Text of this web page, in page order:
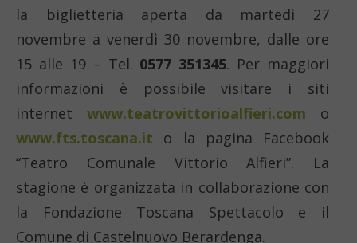
la biglietteria aperta da martedì 27
novembre a venerdì 30 novembre, dalle ore
15 alle 19 – Tel. 0577 351345. Per maggiori
informazioni è possibile visitare i siti
internet www.teatrovittorioalfieri.com o
www.fts.toscana.it o la pagina Facebook
“Teatro Comunale Vittorio Alfieri”. La
stagione è organizzata in collaborazione con
la Fondazione Toscana Spettacolo e il
Comune di Castelnuovo Berardenga.